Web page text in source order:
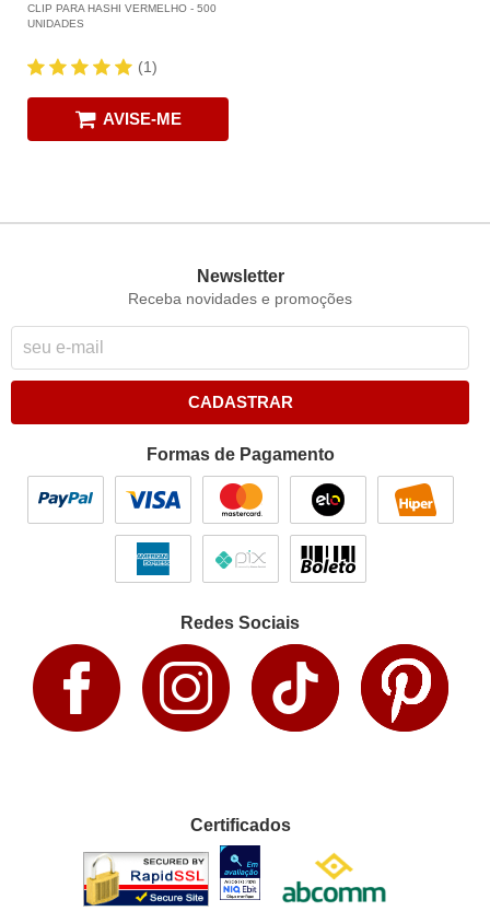
CLIP PARA HASHI VERMELHO - 500
UNIDADES
(1)
AVISE-ME
Newsletter
Receba novidades e promoções
CADASTRAR
Formas de Pagamento
Redes Sociais
Certificados